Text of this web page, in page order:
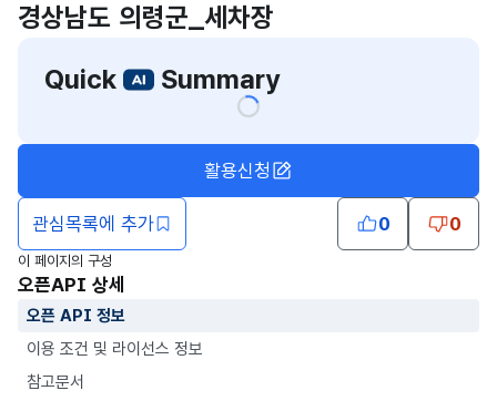
경상남도 의령군_세차장
Quick
Summary
관심목록에 추가
활용신청
0 0
이 페이지의 구성
오픈API 상세
오픈 API 정보
이용 조건 및 라이선스 정보
참고문서